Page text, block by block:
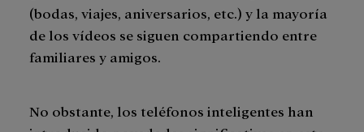
(bodas, viajes, aniversarios, etc.) y la mayoría
de los vídeos se siguen compartiendo entre
familiares y amigos.
No obstante, los teléfonos inteligentes han